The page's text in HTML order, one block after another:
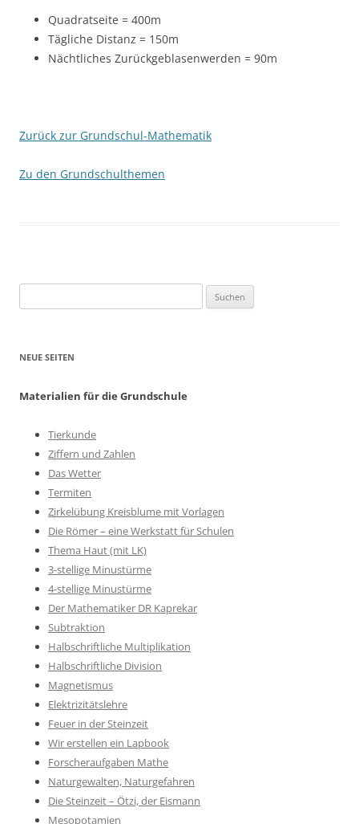
Quadratseite = 400m
Tägliche Distanz = 150m
Nächtliches Zurückgeblasenwerden = 90m
Zurück zur Grundschul-Mathematik
Zu den Grundschulthemen
nach:
NEUE SEITEN
Materialien für die Grundschule
Tierkunde
Ziffern und Zahlen
Das Wetter
Termiten
Zirkelübung Kreisblume mit Vorlagen
Die Römer – eine Werkstatt für Schulen
Thema Haut (mit LK)
3-stellige Minustürme
4-stellige Minustürme
Der Mathematiker DR Kaprekar
Subtraktion
Halbschriftliche Multiplikation
Halbschriftliche Division
Magnetismus
Elektrizitätslehre
Feuer in der Steinzeit
Wir erstellen ein Lapbook
Forscheraufgaben Mathe
Naturgewalten, Naturgefahren
Die Steinzeit – Ötzi, der Eismann
Mesopotamien